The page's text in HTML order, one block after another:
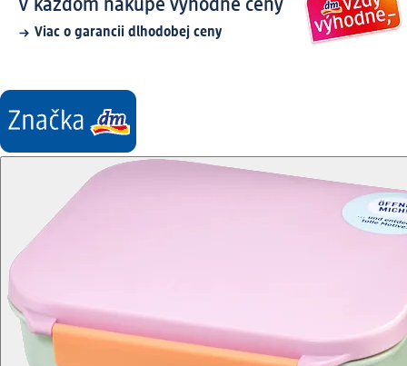
V každom nákupe výhodné ceny
Viac o garancii dlhodobej ceny